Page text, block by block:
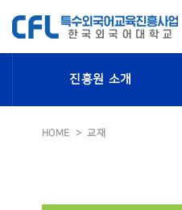
진흥원 소개
HOME 교재